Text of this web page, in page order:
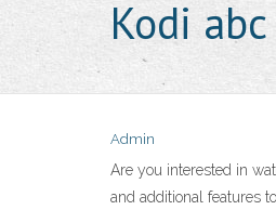
Kodi
Admin
Are you interested in
and additional features